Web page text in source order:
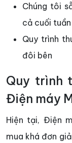
Chúng tôi
cả cuối
Quy trình
đôi bên
Quy trình
Điện máy
Hiện tại, Điện
mua khá đơn